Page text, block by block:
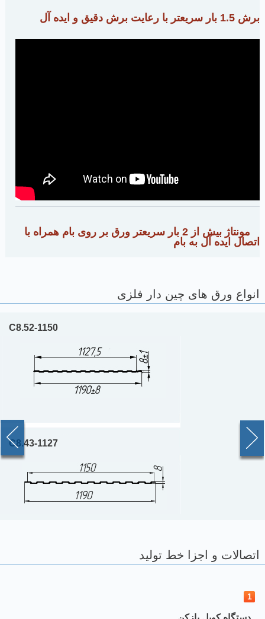
برش 1.5 بار سریعتر با رعایت برش دقیق و ایده آل
مونتاژ بیش از 2 بار سریعتر ورق بر روی بام همراه با
اتصال ایده آل به بام
انواع ورق های چین دار فلزی
С8.52-1150
C8.43-1127
اتصالات و اجزا خط تولید
1